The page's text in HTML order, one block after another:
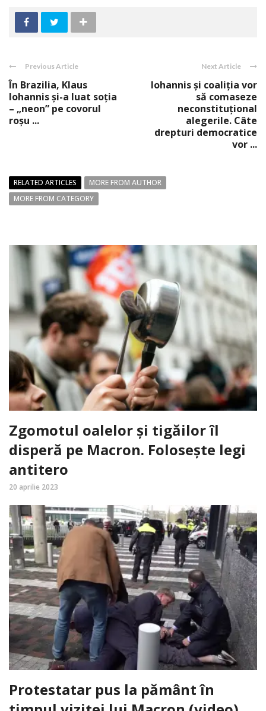
Previous Article
În Brazilia, Klaus
Iohannis și-a luat soția
– „neon” pe covorul
roșu ...
Next Article
Iohannis și coaliția vor
să comaseze
neconstituțional
alegerile. Câte
drepturi democratice
vor ...
RELATED ARTICLES
MORE FROM AUTHOR
MORE FROM CATEGORY
Zgomotul oalelor și tigăilor îl
disperă pe Macron. Folosește legi
antitero
20 aprilie 2023
Protestatar pus la pământ în